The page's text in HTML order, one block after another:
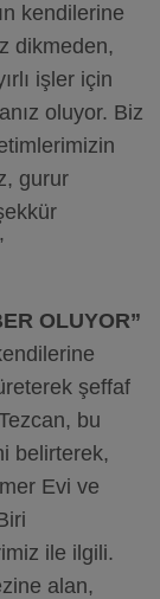
kendilerine
dikmeden,
işler için
oluyor. Biz
gurur
OLUYOR”
şeffaf
bu
belirterek,
Evi ve
ile ilgili.
alan,